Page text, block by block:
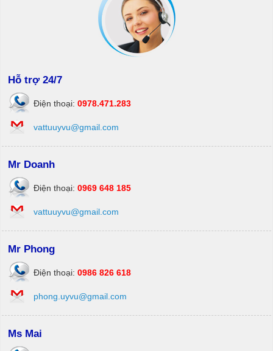
Hỗ trợ 24/7
Điện thoại: 0978.471.283
vattuuyvu@gmail.com
Mr Doanh
Điện thoại: 0969 648 185
vattuuyvu@gmail.com
Mr Phong
Điện thoại: 0986 826 618
phong.uyvu@gmail.com
Ms Mai